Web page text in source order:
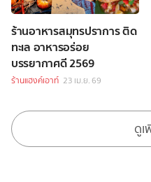
ร้านอาหารสมุทรปราการ ติด
ทะเล อาหารอร่อย
บรรยากาศดี 2569
ร้านแฮงค์เอาท์ 23 เม.ย. 69
ดูเ